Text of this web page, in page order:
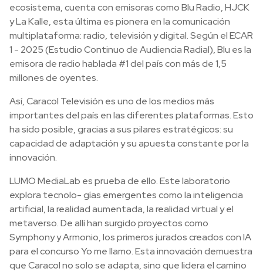
ecosistema, cuenta con emisoras como Blu Radio, HJCK
y La Kalle, esta última es pionera en la comunicación
multiplataforma: radio, televisión y digital. Según el ECAR
1 - 2025 (Estudio Continuo de Audiencia Radial), Blu es la
emisora de radio hablada #1 del país con más de 1,5
millones de oyentes.
Así, Caracol Televisión es uno de los medios más
importantes del país en las diferentes plataformas. Esto
ha sido posible, gracias a sus pilares estratégicos: su
capacidad de adaptación y su apuesta constante por la
innovación.
LUMO MediaLab es prueba de ello. Este laboratorio
explora tecnolo- gías emergentes como la inteligencia
artificial, la realidad aumentada, la realidad virtual y el
metaverso. De allí han surgido proyectos como
Symphony y Armonio, los primeros jurados creados con IA
para el concurso Yo me llamo. Esta innovación demuestra
que Caracol no solo se adapta, sino que lidera el camino